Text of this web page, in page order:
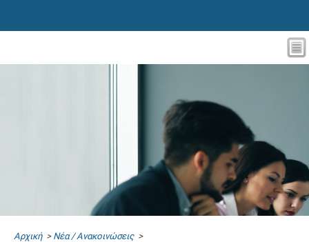
Αρχική> Νέα / Ανακοινώσεις>